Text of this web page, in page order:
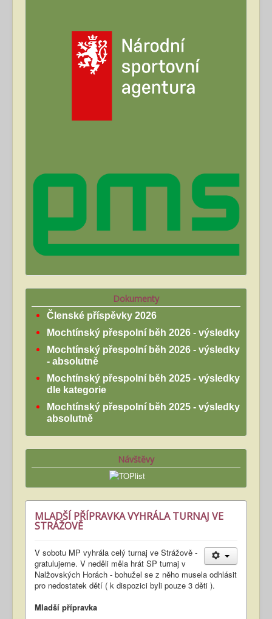
Dokumenty
Členské příspěvky 2026
Mochtínský přespolní běh 2026 - výsledky
Mochtínský přespolní běh 2026 - výsledky
- absolutně
Mochtínský přespolní běh 2025 - výsledky
dle kategorie
Mochtínský přespolní běh 2025 - výsledky
absolutně
Návštěvy
MLADŠÍ PŘÍPRAVKA VYHRÁLA TURNAJ VE
STRÁŽOVĚ
V sobotu MP vyhrála celý turnaj ve Strážově -
gratulujeme. V neděli měla hrát SP turnaj v
Nalžovských Horách - bohužel se z něho musela odhlásit
pro nedostatek dětí ( k dispozici byli pouze 3 děti ).
Mladší přípravka